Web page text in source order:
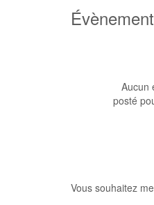
Aucun
posté
Vous souhaitez